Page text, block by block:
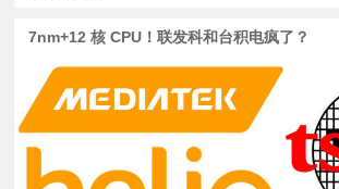
7nm+12 核 CPU！联发科和台积电疯了？